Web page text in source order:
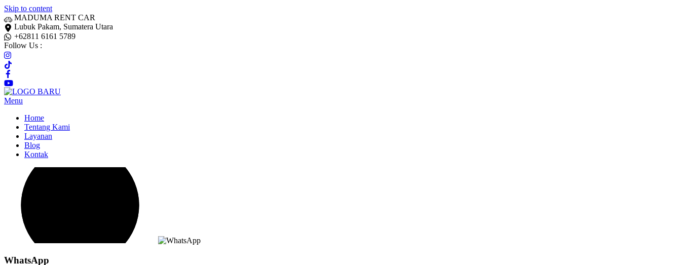
Skip to content
MADUMA RENT CAR
Lubuk Pakam, Sumatera Utara
+62811 6161 5789
Follow Us :
Menu
Home
Tentang Kami
Layanan
Blog
Kontak
WhatsApp